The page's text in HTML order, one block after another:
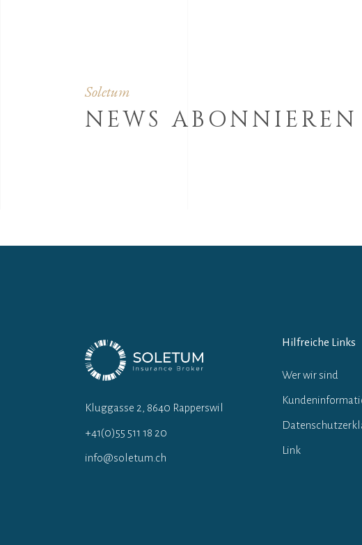
Soletum
NEWS ABONNIEREN
Kluggasse 2, 8640 Rapperswil
+41(0)55 511 18 20
info@soletum.ch
Hilfreiche Links
Wer wir sind
Link